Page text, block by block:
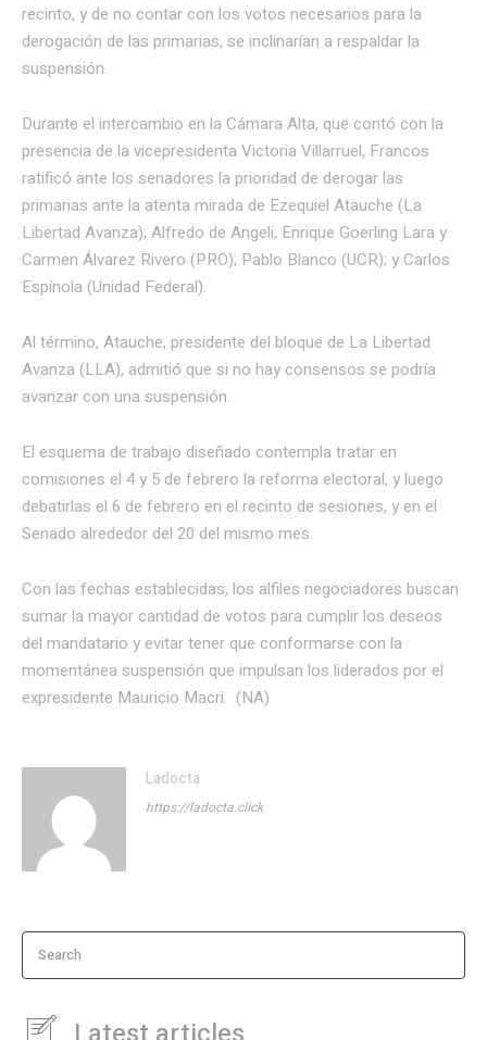
recinto, y de no contar con los votos necesarios para la
derogación de las primarias, se inclinarían a respaldar la
suspensión.
Durante el intercambio en la Cámara Alta, que contó con la
presencia de la vicepresidenta Victoria Villarruel, Francos
ratificó ante los senadores la prioridad de derogar las
primarias ante la atenta mirada de Ezequiel Atauche (La
Libertad Avanza); Alfredo de Angeli, Enrique Goerling Lara y
Carmen Álvarez Rivero (PRO); Pablo Blanco (UCR); y Carlos
Espínola (Unidad Federal).
Al término, Atauche, presidente del bloque de La Libertad
Avanza (LLA), admitió que si no hay consensos se podría
avanzar con una suspensión.
El esquema de trabajo diseñado contempla tratar en
comisiones el 4 y 5 de febrero la reforma electoral, y luego
debatirlas el 6 de febrero en el recinto de sesiones, y en el
Senado alrededor del 20 del mismo mes.
Con las fechas establecidas, los alfiles negociadores buscan
sumar la mayor cantidad de votos para cumplir los deseos
del mandatario y evitar tener que conformarse con la
momentánea suspensión que impulsan los liderados por el
expresidente Mauricio Macri. (NA)
Ladocta
https://ladocta.click
Search